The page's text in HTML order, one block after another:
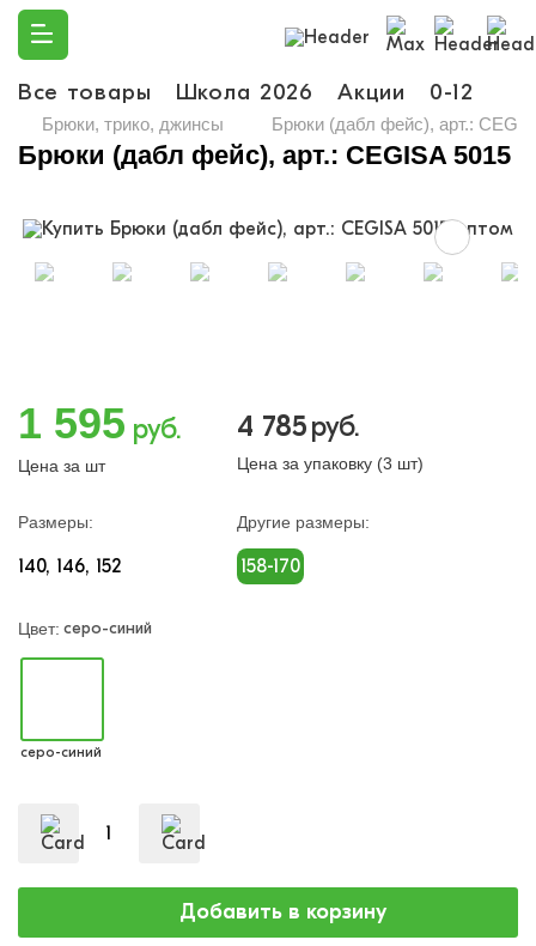
Все товары Школа 2026 Акции 0-12
Брюки, трико, джинсы Брюки (дабл фейс), арт.:
Брюки (дабл фейс), арт.: CEGISA 5015
1 595 руб.
Цена за шт
4 785руб.
Цена за упаковку (3 шт)
Размеры:
140 146 152
Другие размеры:
158-170
Цвет: серо-синий
серо-синий